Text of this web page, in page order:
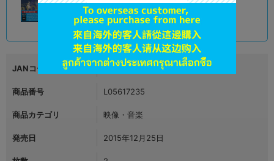
品切状態 590円 税込
JANコード 4562475256970
商品番号 L05617235
商品カテゴリ 映像・音楽
発売日 2015年12月25日